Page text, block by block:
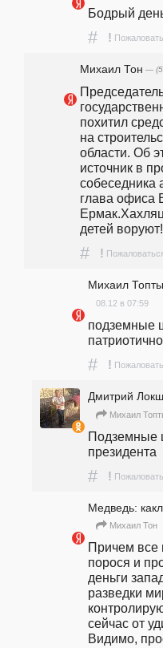
Бодрый
# !
Михаил Тон —
похитил
на
области. Об
источник в
собеседника
глава офиса
детей воруют!
# !
Михаил
08.12 в 07:59
подземные
# !
Дмитрий
Михаил
Подземные
президента
# !
Медведь:
Михаил Тон
Причем все
порося и
деньги
разведки
сейчас от
Видимо,